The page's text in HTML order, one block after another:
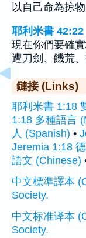
以自己命為掠
耶利米書 42:22
現在你們要確
遭刀劍、饑荒、
鏈接 (Links)
耶利米書 1:18
1:18 多種語言
人 (Spanish) •
Jeremia 1:18
語文 (Chinese)
中文標準譯本
Society.
中文标准译本
Society.